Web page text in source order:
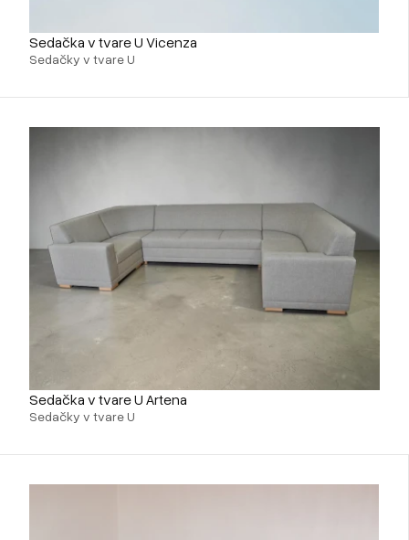
Sedačka v tvare U Vicenza
Sedačky v tvare U
Sedačka v tvare U Artena
Sedačky v tvare U